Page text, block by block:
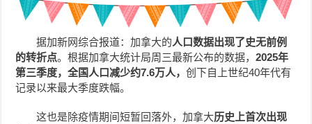
据加新网综合报道：加拿大的人口数据出现了史无前例
的转折点。根据加拿大统计局周三最新公布的数据，2025年
第三季度，全国人口减少约7.6万人，创下自上世纪40年代有
记录以来最大季度跌幅。
这也是除疫情期间短暂回落外，加拿大历史上首次出现